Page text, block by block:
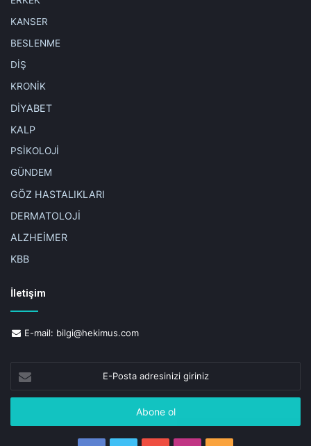
KANSER
BESLENME
DİŞ
KRONİK
DİYABET
KALP
PSİKOLOJİ
GÜNDEM
GÖZ HASTALIKLARI
DERMATOLOJİ
ALZHEİMER
KBB
İletişim
E-mail: bilgi@hekimus.com
Posta
adresinizi